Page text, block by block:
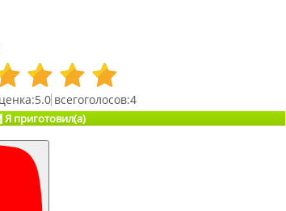
5.0 4
Я приготовил(а)